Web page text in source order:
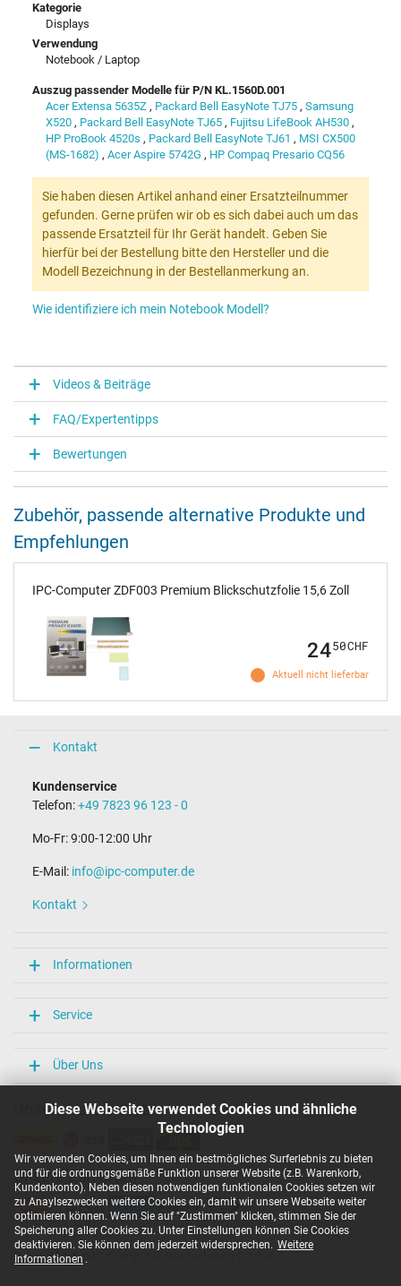
Diese Webseite verwendet Cookies und ähnliche
Technologien
Wir verwenden Cookies, um Ihnen ein bestmögliches Surferlebnis zu bieten
und für die ordnungsgemäße Funktion unserer Website (z.B. Warenkorb,
Kundenkonto). Neben diesen notwendigen funktionalen Cookies setzen wir
zu Anaylsezwecken weitere Cookies ein, damit wir unsere Webseite weiter
optimieren können. Wenn Sie auf "Zustimmen" klicken, stimmen Sie der
Speicherung aller Cookies zu. Unter Einstellungen können Sie Cookies
deaktivieren. Sie können dem jederzeit widersprechen. Weitere
Informationen .
Kategorie
Displays
Verwendung
Notebook / Laptop
Auszug passender Modelle für P/N KL.1560D.001
Acer Extensa 5635Z , Packard Bell EasyNote TJ75 , Samsung
X520 , Packard Bell EasyNote TJ65 , Fujitsu LifeBook AH530 ,
HP ProBook 4520s , Packard Bell EasyNote TJ61 , MSI CX500
(MS-1682) , Acer Aspire 5742G , HP Compaq Presario CQ56
Sie haben diesen Artikel anhand einer Ersatzteilnummer
gefunden. Gerne prüfen wir ob es sich dabei auch um das
passende Ersatzteil für Ihr Gerät handelt. Geben Sie
hierfür bei der Bestellung bitte den Hersteller und die
Modell Bezeichnung in der Bestellanmerkung an.
Wie identifiziere ich mein Notebook Modell?
Videos & Beiträge
FAQ/Expertentipps
Bewertungen
Zubehör, passende alternative Produkte und
Empfehlungen
IPC-Computer ZDF003 Premium Blickschutzfolie 15,6 Zoll
Aktuell nicht lieferbar
2450CHF
Kontakt
Kundenservice
Telefon:+49 7823 96 123 - 0
Mo-Fr: 9:00-12:00 Uhr
E-Mail: info@ipc-computer.de
Kontakt
Informationen
Service
Über Uns
Unsere Versandarten
Unsere Zahlarten
Copyright ©